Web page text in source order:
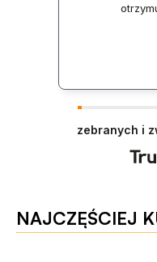
zebranych i
NAJCZĘŚCIEJ